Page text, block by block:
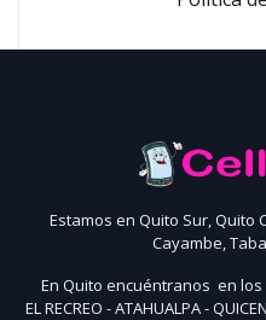
Estamos en Quito Sur, Quito
Cayambe,
En Quito encuéntranos en
EL RECREO - ATAHUALPA -